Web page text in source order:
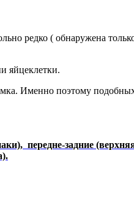
редко ( обнаружена
яйцеклетки.
Именно поэтому
передне-задние